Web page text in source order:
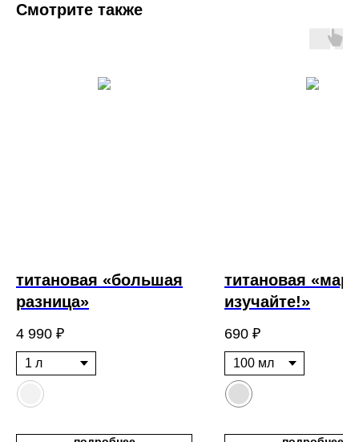
Смотрите также
титановая «большая
разница»
4 990 ₽
титановая
изучайте!»
690 ₽